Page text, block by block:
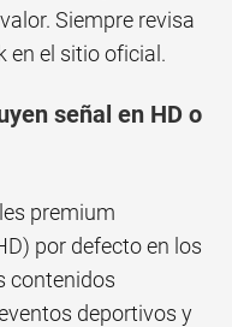
Siempre revisa
en el sitio oficial.
señal en HD o
premium
por defecto en los
contenidos
deportivos y